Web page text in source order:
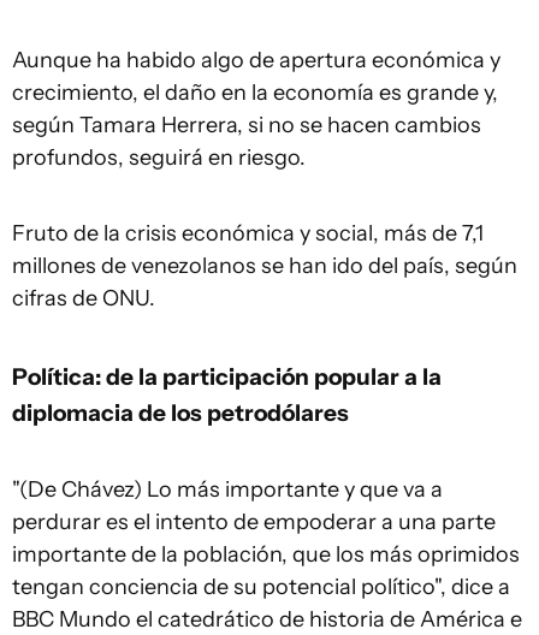
Aunque ha habido algo de apertura económica y
crecimiento, el daño en la economía es grande y,
según Tamara Herrera, si no se hacen cambios
profundos, seguirá en riesgo.
Fruto de la crisis económica y social, más de 7,1
millones de venezolanos se han ido del país, según
cifras de ONU.
Política: de la participación popular a la
diplomacia de los petrodólares
"(De Chávez) Lo más importante y que va a
perdurar es el intento de empoderar a una parte
importante de la población, que los más oprimidos
tengan conciencia de su potencial político", dice a
BBC Mundo el catedrático de historia de América e